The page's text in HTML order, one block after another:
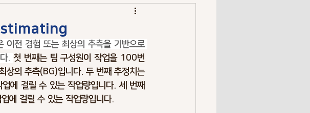
Bias Cost Overrun
Schedule Risks Risk Society
전 경험 또는 최상의 추측을 기반으로
. 첫 번째는 팀 구성원이 작업을 100번
상의 추측(BG)입니다. 두 번째 추정치는
에 걸릴 수 있는 작업량입니다. 세 번째
에 걸릴 수 있는 작업량입니다.